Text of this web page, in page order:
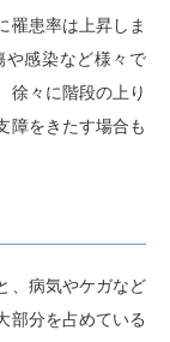
罹患率は上昇しま
や感染など様々で
徐々に階段の上り
障をきたす場合も
、病気やケガなど
部分を占めている